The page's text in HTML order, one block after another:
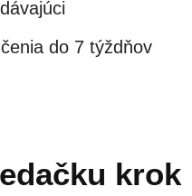
do 7 týždňov
krok